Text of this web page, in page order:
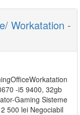
Workatation -
-i5 9400, 32gb
Gaming Sisteme
500 lei Negociabil